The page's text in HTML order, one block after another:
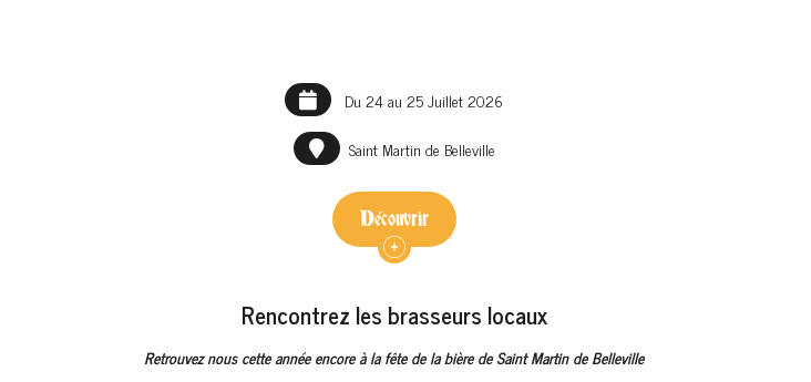
Du 24 au 25 Juillet 2026
Saint Martin de Belleville
Découvrir
Rencontrez les brasseurs locaux
Retrouvez nous cette année encore à la fête de la bière de Saint Martin de Belleville